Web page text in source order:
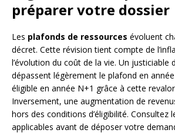
préparer votre dossier
Les plafonds de ressources évoluent
décret. Cette révision tient compte de
l’évolution du coût de la vie. Un justiciable
dépassent légèrement le plafond en
éligible en année N+1 grâce à cette
Inversement, une augmentation de
hors des conditions d’éligibilité. Consultez
applicables avant de déposer votre